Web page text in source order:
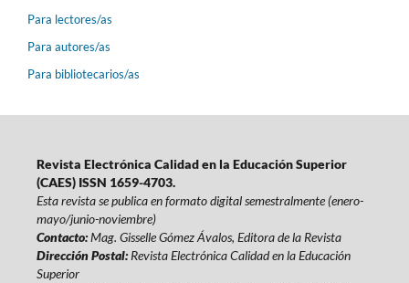
Para lectores/as
Para autores/as
Para bibliotecarios/as
Revista Electrónica Calidad en la Educación Superior
(CAES) ISSN 1659-4703.
Esta revista se publica en formato digital semestralmente (enero-
mayo/junio-noviembre)
Contacto:Mag. Gisselle Gómez Ávalos, Editora de la Revista
Dirección Postal:Revista Electrónica Calidad en la Educación
Superior